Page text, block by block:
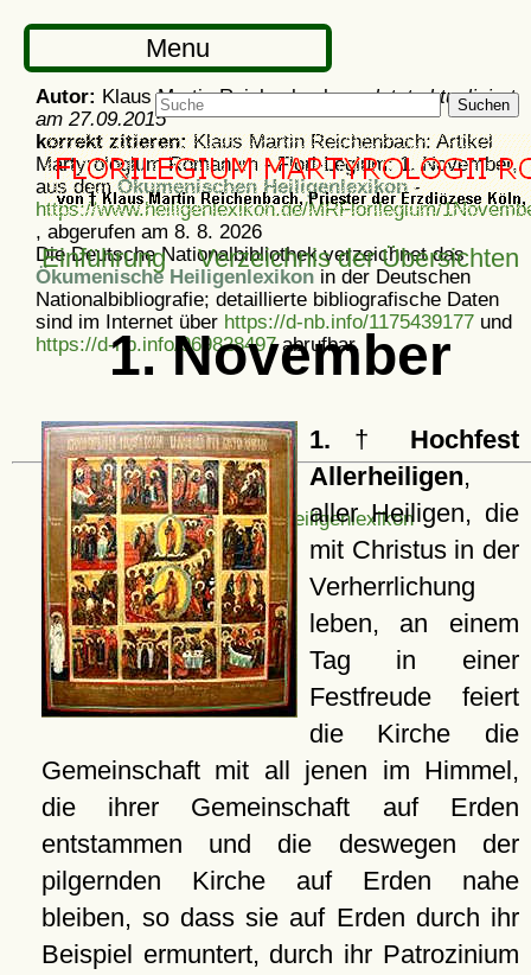
Menu
Suchen
Einführung Verzeichnis der Übersichten
1. November
1. † Hochfest
Allerheiligen,
aller Heiligen, die
mit Christus in der
Verherrlichung
leben, an einem
Tag in einer
Festfreude feiert
die Kirche die
Gemeinschaft mit all jenen im Himmel,
die ihrer Gemeinschaft auf Erden
entstammen und die deswegen der
pilgernden Kirche auf Erden nahe
bleiben, so dass sie auf Erden durch ihr
Beispiel ermuntert, durch ihr Patrozinium
Autor: Klaus Martin Reichenbach -zuletzt aktualisiert
am 27.09.2015
korrekt zitieren:Klaus Martin Reichenbach: Artikel
Martyrologium Romanum - Flori-Legium: 1. November,
aus demÖkumenischen Heiligenlexikon-
https://www.heiligenlexikon.de/MRFlorilegium/
, abgerufen am 8. 8. 2026
Die Deutsche Nationalbibliothek verzeichnet das
Ökumenische Heiligenlexikon in der Deutschen
Nationalbibliografie; detaillierte bibliografische Daten
sind im Internet über https://d-nb.info/1175439177 und
https://d-nb.info/969828497abrufbar.
Ökumenisches Heiligenlexikon